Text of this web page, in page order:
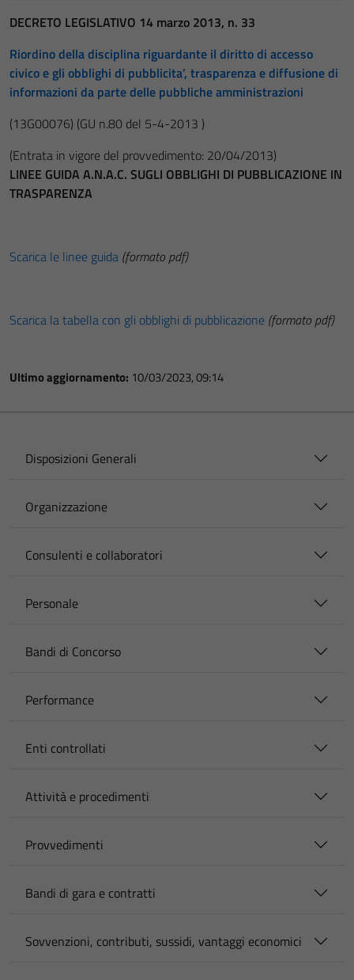
DECRETO LEGISLATIVO 14 marzo 2013, n. 33
Riordino della disciplina riguardante il diritto di accesso
civico e gli obblighi di pubblicita’, trasparenza e diffusione di
informazioni da parte delle pubbliche amministrazioni
(13G00076) (GU n.80 del 5-4-2013 )
(Entrata in vigore del provvedimento: 20/04/2013)
LINEE GUIDA A.N.A.C. SUGLI OBBLIGHI DI PUBBLICAZIONE IN
TRASPARENZA
Scarica le linee guida (formato pdf)
Scarica la tabella con gli obblighi di pubblicazione (formato pdf)
Ultimo aggiornamento: 10/03/2023, 09:14
Disposizioni Generali
Organizzazione
Consulenti e collaboratori
Personale
Bandi di Concorso
Performance
Enti controllati
Attività e procedimenti
Provvedimenti
Bandi di gara e contratti
Sovvenzioni, contributi, sussidi, vantaggi economici